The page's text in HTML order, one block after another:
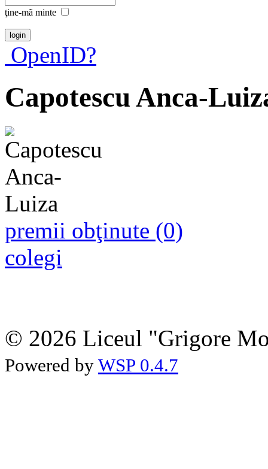
ţine-mã minte
OpenID?
Capotescu Anca-
premii obţinute (0)
colegi
© 2026 Liceul "Grigore
Powered by WSP 0.4.7